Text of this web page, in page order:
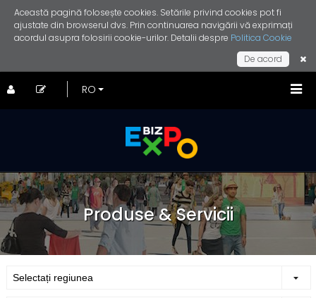
Această pagină folosește cookies. Setările privind cookies pot fi
ajustate din browserul dvs. Prin continuarea navigării vă exprimați
acordul asupra folosirii cookie-urilor. Detalii despre Politica Cookie
De acord
Produse & Servicii